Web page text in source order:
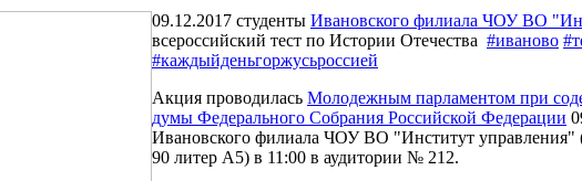
09.12.2017 студенты Ивановского филиала ЧОУ ВО
всероссийский тест по Истории Отечества #иваново
#каждыйденьгоржусьроссией
Акция проводилась Молодежным парламентом при
думы Федерального Собрания Российской Федерации
Ивановского филиала ЧОУ ВО "Институт управления"
90 литер А5) в 11:00 в аудитории № 212.